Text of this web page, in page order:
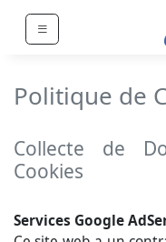
Politique de
Collecte de
Cookies
Services Google